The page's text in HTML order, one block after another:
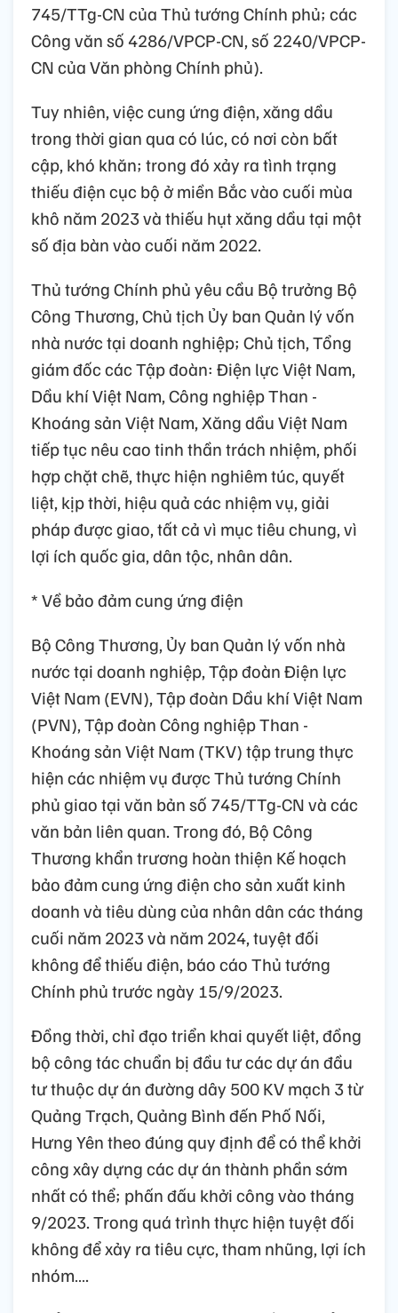
745/TTg-CN của Thủ tướng Chính phủ; các
Công văn số 4286/VPCP-CN, số 2240/VPCP-
CN của Văn phòng Chính phủ).
Tuy nhiên, việc cung ứng điện, xăng dầu
trong thời gian qua có lúc, có nơi còn bất
cập, khó khăn; trong đó xảy ra tình trạng
thiếu điện cục bộ ở miền Bắc vào cuối mùa
khô năm 2023 và thiếu hụt xăng dầu tại một
số địa bàn vào cuối năm 2022.
Thủ tướng Chính phủ yêu cầu Bộ trưởng Bộ
Công Thương, Chủ tịch Ủy ban Quản lý vốn
nhà nước tại doanh nghiệp; Chủ tịch, Tổng
giám đốc các Tập đoàn: Điện lực Việt Nam,
Dầu khí Việt Nam, Công nghiệp Than -
Khoáng sản Việt Nam, Xăng dầu Việt Nam
tiếp tục nêu cao tinh thần trách nhiệm, phối
hợp chặt chẽ, thực hiện nghiêm túc, quyết
liệt, kịp thời, hiệu quả các nhiệm vụ, giải
pháp được giao, tất cả vì mục tiêu chung, vì
lợi ích quốc gia, dân tộc, nhân dân.
* Về bảo đảm cung ứng điện
Bộ Công Thương, Ủy ban Quản lý vốn nhà
nước tại doanh nghiệp, Tập đoàn Điện lực
Việt Nam (EVN), Tập đoàn Dầu khí Việt Nam
(PVN), Tập đoàn Công nghiệp Than -
Khoáng sản Việt Nam (TKV) tập trung thực
hiện các nhiệm vụ được Thủ tướng Chính
phủ giao tại văn bản số 745/TTg-CN và các
văn bản liên quan. Trong đó, Bộ Công
Thương khẩn trương hoàn thiện Kế hoạch
bảo đảm cung ứng điện cho sản xuất kinh
doanh và tiêu dùng của nhân dân các tháng
cuối năm 2023 và năm 2024, tuyệt đối
không để thiếu điện, báo cáo Thủ tướng
Chính phủ trước ngày 15/9/2023.
Đồng thời, chỉ đạo triển khai quyết liệt, đồng
bộ công tác chuẩn bị đầu tư các dự án đầu
tư thuộc dự án đường dây 500 KV mạch 3 từ
Quảng Trạch, Quảng Bình đến Phố Nối,
Hưng Yên theo đúng quy định để có thể khởi
công xây dựng các dự án thành phần sớm
nhất có thể; phấn đấu khởi công vào tháng
9/2023. Trong quá trình thực hiện tuyệt đối
không để xảy ra tiêu cực, tham nhũng, lợi ích
nhóm….